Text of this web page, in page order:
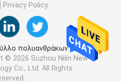
Privacy Policy
πολυανθράκωνΚίνα
© 2026 Suzhou Nilin New
Co., Ltd. All Rights